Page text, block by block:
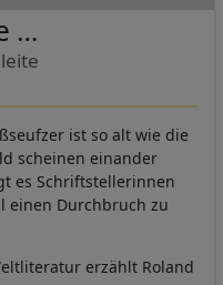
…
ist so alt wie die
scheinen einander
es Schriftstellerinnen
einen Durchbruch zu
erzählt Roland